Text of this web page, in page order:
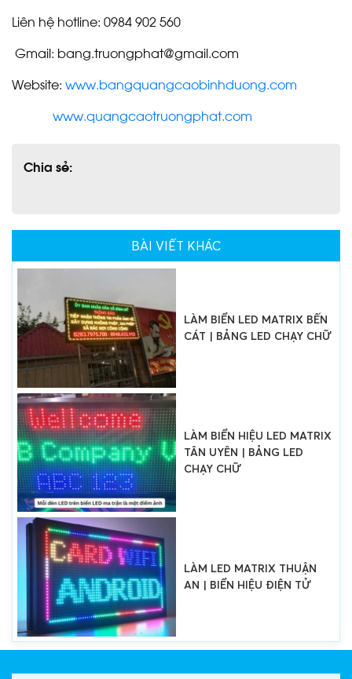
BÀI VIẾT KHÁC
LÀM BIỂN LED MATRIX DẦU
TIẾNG | BẢNG HIỆU QUẢNG
LÀM BIỂN LED MATRIX BẾN
CÁT | BẢNG LED CHẠY CHỮ
LÀM BIỂN HIỆU LED MATRIX
TÂN UYÊN | BẢNG LED
CHẠY CHỮ
LÀM LED MATRIX THUẬN
AN | BIỂN HIỆU ĐIỆN TỬ
Liên hệ hotline: 0984 902 560
Gmail: bang.truongphat@gmail.com
Website: www.bangquangcaobinhduong.com
www.quangcaotruongphat.com
Chia sẻ: